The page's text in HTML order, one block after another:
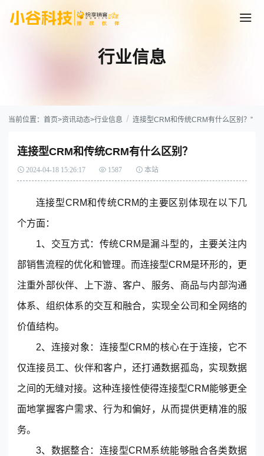
东莞客服热线
18929299059
(每天：8:00 — 22:00 全年无休)
行业信息
当前位置：首页>资讯动态>行业信息 连接型CRM和传统CRM有什么区别？”
连接型CRM和传统CRM有什么区别？
2024-04-18 15:26:17 1587 本站
连接型CRM和传统CRM的主要区别体现在以下几
个方面：
1、交互方式：传统CRM是漏斗型的，主要关注内
部销售流程的优化和管理。而连接型CRM是环形的，更
注重外部伙伴、上下游、客户、服务、商品与内部沟通
体系、组织体系的交互和融合，实现全公司和全网络的
价值结构。
2、连接对象：连接型CRM的核心在于连接，它不
仅连接员工、伙伴和客户，还打通数据孤岛，实现数据
之间的无缝对接。这种连接性使得连接型CRM能够更全
面地掌握客户需求、行为和偏好，从而提供更精准的服
务。
3、数据整合：连接型CRM系统能够融合各类数据